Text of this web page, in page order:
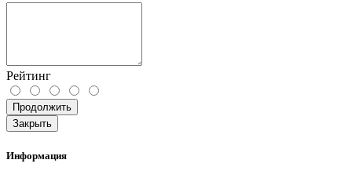
Рейтинг
Продолжить
Закрыть
Информация